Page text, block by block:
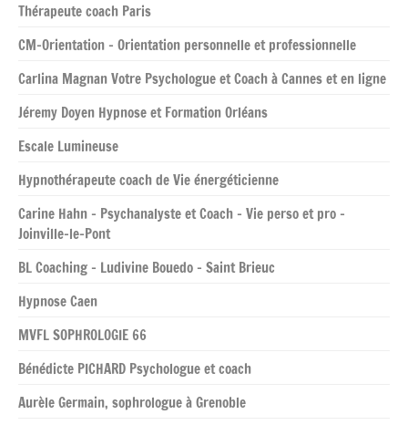
Thérapeute coach Paris
CM-Orientation – Orientation personnelle et professionnelle
Carlina Magnan Votre Psychologue et Coach à Cannes et en ligne
Jéremy Doyen Hypnose et Formation Orléans
Escale Lumineuse
Hypnothérapeute coach de Vie énergéticienne
Carine Hahn – Psychanalyste et Coach – Vie perso et pro –
Joinville-le-Pont
BL Coaching – Ludivine Bouedo – Saint Brieuc
Hypnose Caen
MVFL SOPHROLOGIE 66
Bénédicte PICHARD Psychologue et coach
Aurèle Germain, sophrologue à Grenoble